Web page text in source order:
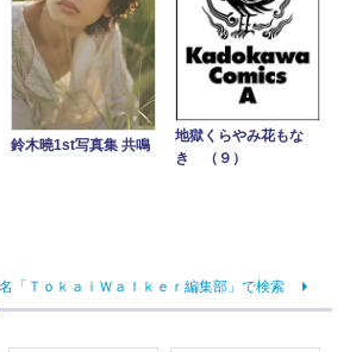
鈴木曉1st写真集 共鳴
地獄くらやみ花もな
き （９）
「ＴｏｋａｉＷａｌｋｅｒ編集部」で検索